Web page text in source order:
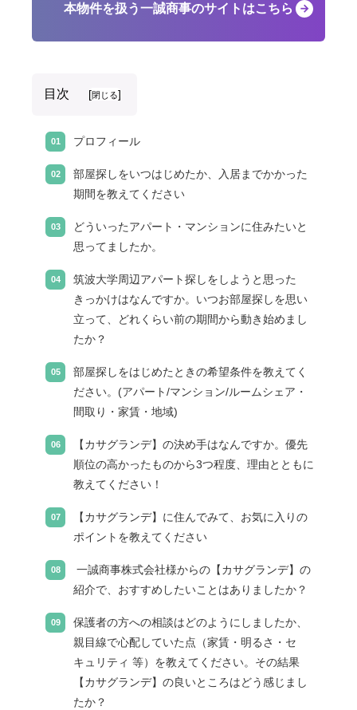
本物件を扱う一誠商事のサイトはこちら
目次 [閉じる]
プロフィール
部屋探しをいつはじめたか、入居までかかった
期間を教えてください
どういったアパート・マンションに住みたいと
思ってましたか。
筑波大学周辺アパート探しをしようと思った
きっかけはなんですか。いつお部屋探しを思い
立って、どれくらい前の期間から動き始めまし
たか？
部屋探しをはじめたときの希望条件を教えてく
ださい。(アパート/マンション/ルームシェア・
間取り・家賃・地域)
【カサグランデ】の決め手はなんですか。優先
順位の高かったものから3つ程度、理由とともに
教えてください！
【カサグランデ】に住んでみて、お気に入りの
ポイントを教えてください
一誠商事株式会社様からの【カサグランデ】の
紹介で、おすすめしたいことはありましたか？
保護者の方への相談はどのようにしましたか、
親目線で心配していた点（家賃・明るさ・セ
キュリティ 等）を教えてください。その結果
【カサグランデ】の良いところはどう感じまし
たか？